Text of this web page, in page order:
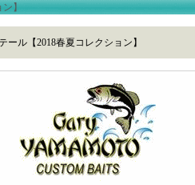
ン】
ル【2018春夏コレクション】